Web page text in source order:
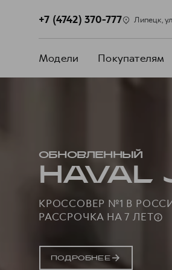
+7 (4742) 370-777 Липецк,
Модели Покупателям
ОБНОВЛЕННЫЙ
HAVAL
КРОССОВЕР №1 В
РАССРОЧКА НА 7 ЛЕТ
ПОДРОБНЕЕ